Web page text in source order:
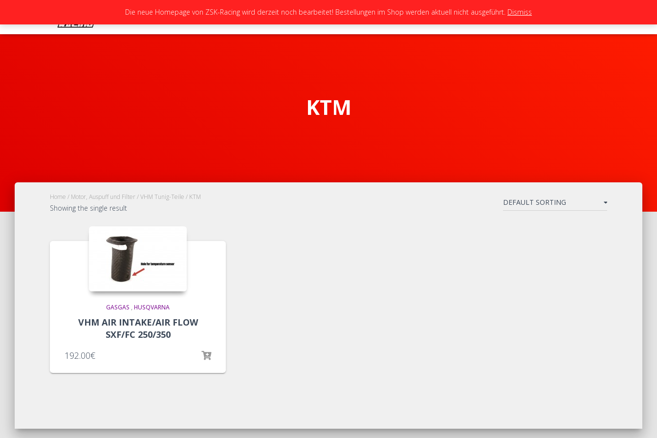
STARTSEITE NEUIGKEITEN GALERIE TEAM TUNING BIKES
KTM
Home / Motor, Auspuff und Filter/VHM Tunig-Teile / KTM
Showing the single result
GASGAS , HUSQVARNA
VHM AIR INTAKE/AIR FLOW
SXF/FC 250/350
192.00€
Die neue Homepage von ZSK-Racing wird derzeit noch bearbeitet! Bestellungen im Shop werden aktuell nicht ausgeführt. Dismiss